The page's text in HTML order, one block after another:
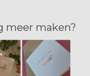
meer maken?